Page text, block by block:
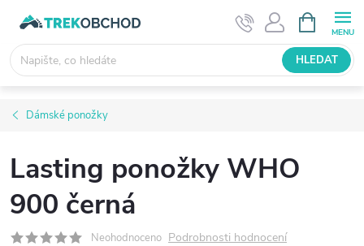
obsah
NÁKUPNÍ
KOŠÍK
HLEDAT
Dámské ponožky
Lasting ponožky WHO
900 černá
Neohodnoceno Podrobnosti hodnocení